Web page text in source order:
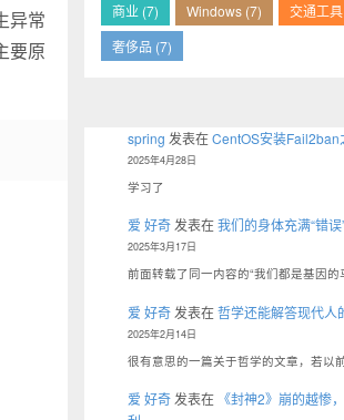
异常
要原
商业 (7)
Windows (7) 交通工
奢侈品 (7)
spring 发表在CentOS安装Fail2ban
2025年4月28日
学习了
爱 好奇发表在我们的身体充满“错
2025年3月17日
前面转载了同一内容的“我们都是基因
爱 好奇 发表在哲学还能解答现代人
2025年2月14日
很有意思的一篇关于哲学的文章，若以
爱 好奇 发表在 《封神2》崩的越惨